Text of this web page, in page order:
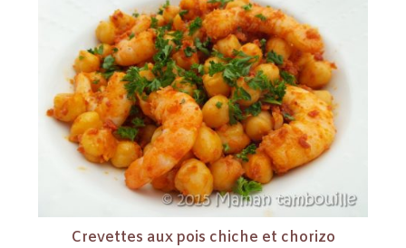
Crevettes aux pois chiche et chorizo